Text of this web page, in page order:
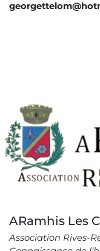
Image
ARamhis Les
Association Rives-